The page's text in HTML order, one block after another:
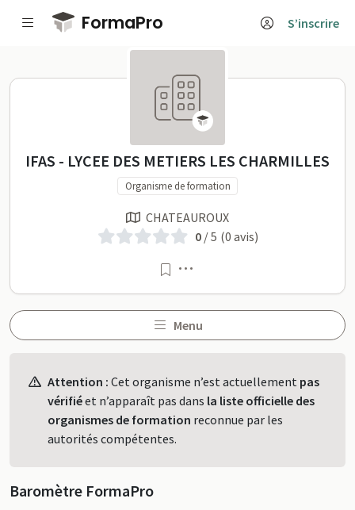
Passer au contenu principal
FormaPro S’inscrire
IFAS - LYCEE DES METIERS LES
IFAS - LYCEE DES METIERS LES CHARMILLES
Organisme de formation
CHATEAUROUX
0/ 5 (0 avis)
Menu
Attention : Cet organisme n’est actuellement pas
vérifiéet n’apparaît pas dans la liste officielle des
organismes de formation reconnue par les
autorités compétentes.
Baromètre FormaPro